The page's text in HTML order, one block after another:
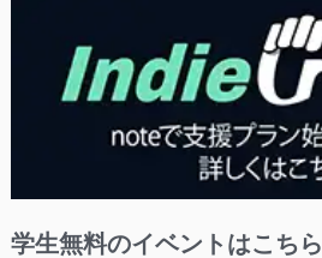
学生無料のイベントはこちら